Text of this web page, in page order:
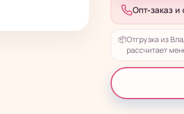
Опт-заказ и
📦Отгрузка из
рассчитает